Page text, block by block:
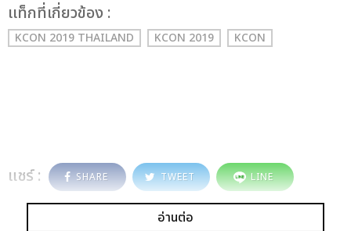
เเท็กที่เกี่ยวข้อง :
KCON 2019 THAILAND KCON 2019 KCON
แชร์ : SHARE TWEET LINE
อ่านต่อ